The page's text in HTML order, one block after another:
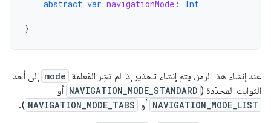
abstract var navigationMode : Int
}
عند إنشاء هذا الرمز، يتم إنشاء تحذير إذا لم تشِر المَعلمة mode إلى أحد
الثوابت المحدّدة ( NAVIGATION_MODE_STANDARD أو
NAVIGATION_MODE_LIST أو NAVIGATION_MODE_TABS
).